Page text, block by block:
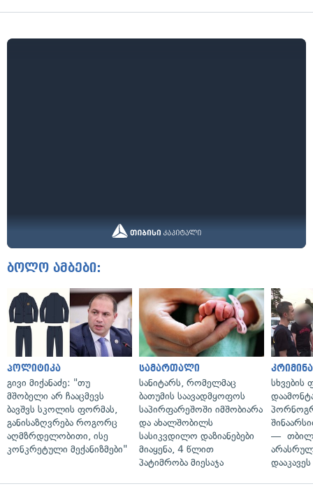
ბოლო ამბები:
პოლიტიკა
გივი მიქანაძე: "თუ
მშობელი არ ჩააცმევს
ბავშვს სკოლის ფორმას,
განისაზღვრება როგორც
აღმზრდელობითი, ისე
კონკრეტული მექანიზმები"
სამართალი
სანიტარს, რომელმაც
ბათუმის საავადმყოფოს
საპირფარეშოში იმშობიარა
და ახალშობილს
სასიკვდილო დაზიანებები
მიაყენა, 4 წლით
პატიმრობა მიესაჯა
სხვების
—
დააკავეს